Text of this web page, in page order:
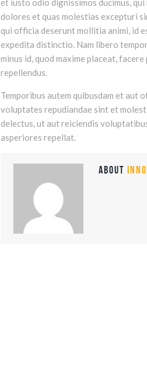
et iusto odio dignissimos ducimus,
dolores et quas molestias excepturi
qui officia deserunt mollitia animi, id
expedita distinctio. Nam libero
minus id, quod maxime placeat,
repellendus.
Temporibus autem quibusdam et aut
voluptates repudiandae sint et
delectus, ut aut reiciendis
asperiores repellat.
ABOUT